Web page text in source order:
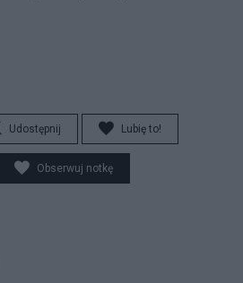
Udostępnij Lubię to!
Obserwuj notkę